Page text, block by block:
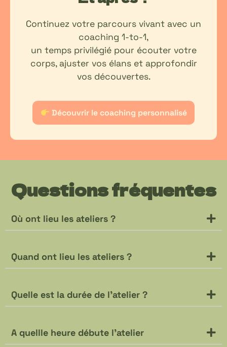
Continuez votre parcours vivant avec un
coaching 1-to-1,
un temps privilégié pour écouter votre
corps, ajuster vos élans et approfondir
vos découvertes.
Découvrir le coaching personnalisé
Questions fréquentes
Où ont lieu les ateliers ?
Quand ont lieu les ateliers ?
Quelle est la durée de l’atelier ?
A quellle heure débute l'atelier